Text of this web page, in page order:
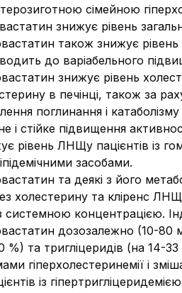
сімейною
знижує рівень
також знижує
до варіабельного
знижує рівень
в печінці, також за
поглинання і
і стійке підвищення
рівень ЛНЩу пацієнтів із
засобами.
та деякі з його
холестерину та кліренс
системною концентрацією.
дозозалежно (10-80
%) та тригліцеридів (на 14-
гіперхолестеринемії і
із